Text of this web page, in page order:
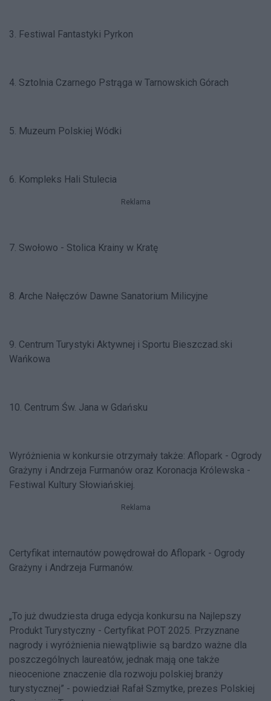
3. Festiwal Fantastyki Pyrkon
4. Sztolnia Czarnego Pstrąga w Tarnowskich Górach
5. Muzeum Polskiej Wódki
6. Kompleks Hali Stulecia
Reklama
7. Swołowo - Stolica Krainy w Kratę
8. Arche Nałęczów Dawne Sanatorium Milicyjne
9. Centrum Turystyki Aktywnej i Sportu Bieszczad.ski
Wańkowa
10. Centrum Św. Jana w Gdańsku
Wyróżnienia w konkursie otrzymały także: Aflopark - Ogrody
Grażyny i Andrzeja Furmanów oraz Koronacja Królewska -
Festiwal Kultury Słowiańskiej.
Reklama
Certyfikat internautów powędrował do Aflopark - Ogrody
Grażyny i Andrzeja Furmanów.
„To już dwudziesta druga edycja konkursu na Najlepszy
Produkt Turystyczny - Certyfikat POT 2025. Przyznane
nagrody i wyróżnienia niewątpliwie są bardzo ważne dla
poszczególnych laureatów, jednak mają one także
nieocenione znaczenie dla rozwoju polskiej branży
turystycznej” - powiedział Rafał Szmytke, prezes Polskiej